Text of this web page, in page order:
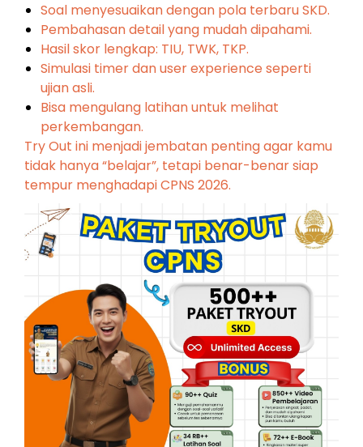
Soal menyesuaikan dengan pola terbaru SKD.
Pembahasan detail yang mudah dipahami.
Hasil skor lengkap: TIU, TWK, TKP.
Simulasi timer dan user experience seperti
ujian asli.
Bisa mengulang latihan untuk melihat
perkembangan.
Try Out ini menjadi jembatan penting agar kamu
tidak hanya “belajar”, tetapi benar-benar siap
tempur menghadapi CPNS 2026.